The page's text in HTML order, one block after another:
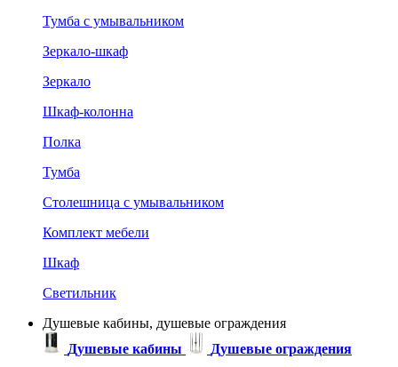
Тумба с умывальником
Зеркало-шкаф
Зеркало
Шкаф-колонна
Полка
Тумба
Столешница с умывальником
Комплект мебели
Шкаф
Светильник
Душевые кабины, душевые ограждения
Душевые кабины
Душевые ограждения